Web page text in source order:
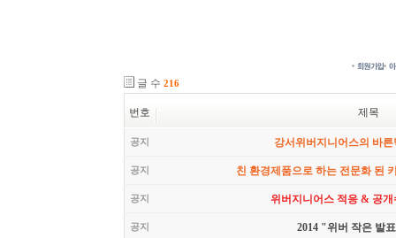
글 수 216
번호 제목
공지 강서위버지니어스의 바른
공지 친 환경제품으로 하는 전문화 된
공지 위버지니어스 적응 & 공개
공지 2014 "위버 작은 발